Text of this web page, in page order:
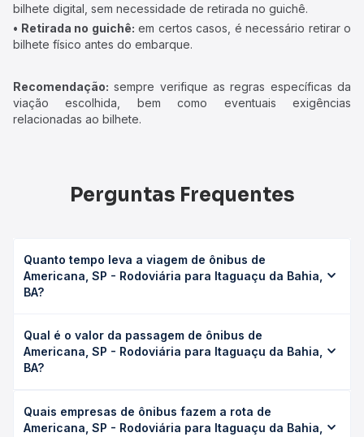
bilhete digital, sem necessidade de retirada no guichê.
• Retirada no guichê: em certos casos, é necessário retirar o
bilhete físico antes do embarque.
Recomendação: sempre verifique as regras específicas da
viação escolhida, bem como eventuais exigências
relacionadas ao bilhete.
Perguntas Frequentes
Quanto tempo leva a viagem de ônibus de
Americana, SP - Rodoviária para Itaguaçu da Bahia,
BA?
Itaguaçu da Bahia, BA leva em média 35h 35min, podendo
variar conforme a viação, o tipo de serviço (convencional,
executivo ou leito) e as condições de tráfego. Na Quero
Qual é o valor da passagem de ônibus de
Americana, SP - Rodoviária para Itaguaçu da Bahia,
BA?
Rodoviária para Itaguaçu da Bahia, BA custa em média R$
738,12 e varia conforme a data da viagem, a empresa, o
Quais empresas de ônibus fazem a rota de
Americana, SP - Rodoviária para Itaguaçu da Bahia,